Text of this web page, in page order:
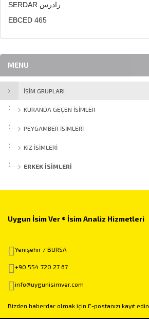
SERDAR رادرس
EBCED 465
MENU
İSİM GRUPLARI
KURANDA GEÇEN İSIMLER
PEYGAMBER İSIMLERI
KIZ İSIMLERI
ERKEK İSIMLERI
Uygun İsim Ver ® İsim Analiz Hizmetleri
Yenişehir / BURSA
+90 554 720 27 67
info@uygunisimver.com
Bizden haberdar olmak için E-postanızı kayıt edin